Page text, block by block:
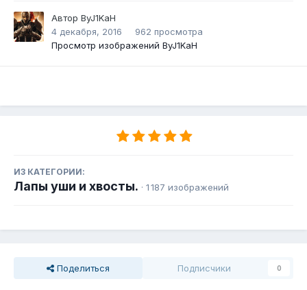
Автор ByJ1KaH
4 декабря, 2016
962 просмотра
Просмотр изображений ByJ1KaH
ИЗ КАТЕГОРИИ:
Лапы уши и хвосты. · 1 187 изображений
Поделиться Подписчики 0